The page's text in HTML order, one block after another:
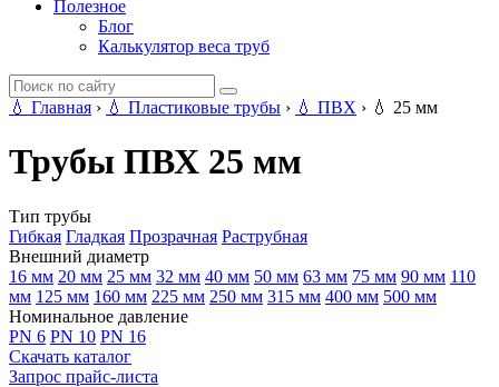
Полезное
Блог
Калькулятор веса труб
💧 Главная › 💧 Пластиковые трубы › 💧 ПВХ › 💧 25 мм
Трубы ПВХ 25 мм
Тип трубы
Гибкая Гладкая Прозрачная Раструбная
Внешний диаметр
16 мм 20 мм 25 мм 32 мм 40 мм 50 мм 63 мм 75 мм 90 мм 110
мм 125 мм 160 мм 225 мм 250 мм 315 мм 400 мм 500 мм
Номинальное давление
PN 6 PN 10 PN 16
Скачать каталог
Запрос прайс-листа